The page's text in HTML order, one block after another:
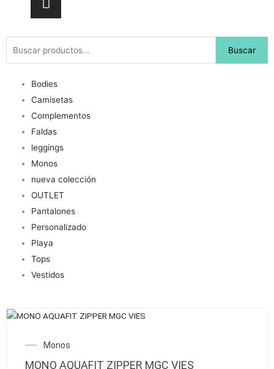
por:
Buscar
Bodies
Camisetas
Complementos
Faldas
leggings
Monos
nueva colección
OUTLET
Pantalones
Personalizado
Playa
Tops
Vestidos
Este
múltiples
Monos
MONO AQUAFIT ZIPPER MGC VIES